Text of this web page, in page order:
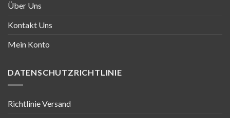
Über Uns
Kontakt Uns
Mein Konto
DATENSCHUTZRICHTLINIE
Richtlinie Versand